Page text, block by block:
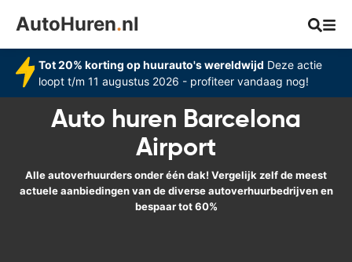
AutoHuren.nl
Tot 20% korting op huurauto's wereldwijd Deze actie
loopt t/m 11 augustus 2026 - profiteer vandaag nog!
Auto huren Barcelona
Airport
Alle autoverhuurders onder één dak! Vergelijk zelf de meest
actuele aanbiedingen van de diverse autoverhuurbedrijven en
bespaar tot 60%